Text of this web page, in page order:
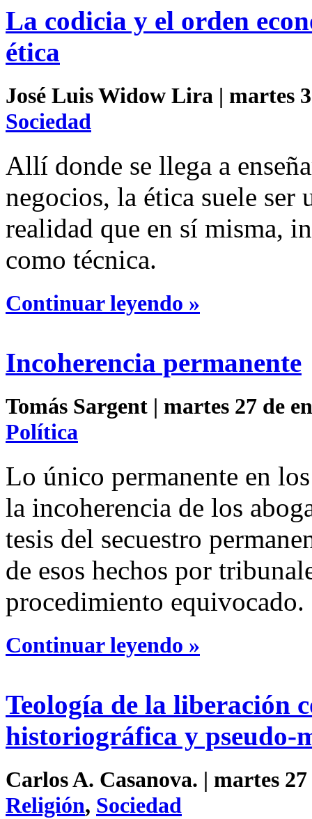
La codicia y el orden
ética
José Luis Widow Lira | martes
Sociedad
Allí donde se llega a
negocios, la ética suele
realidad que en sí misma,
como técnica.
Continuar leyendo »
Incoherencia permanente
Tomás Sargent | martes 27 de
Política
Lo único permanente en
la incoherencia de los
tesis del secuestro
de esos hechos por
procedimiento equivocado.
Continuar leyendo »
Teología de la liberación
historiográfica y pseudo-
Carlos A. Casanova. | martes
Religión, Sociedad